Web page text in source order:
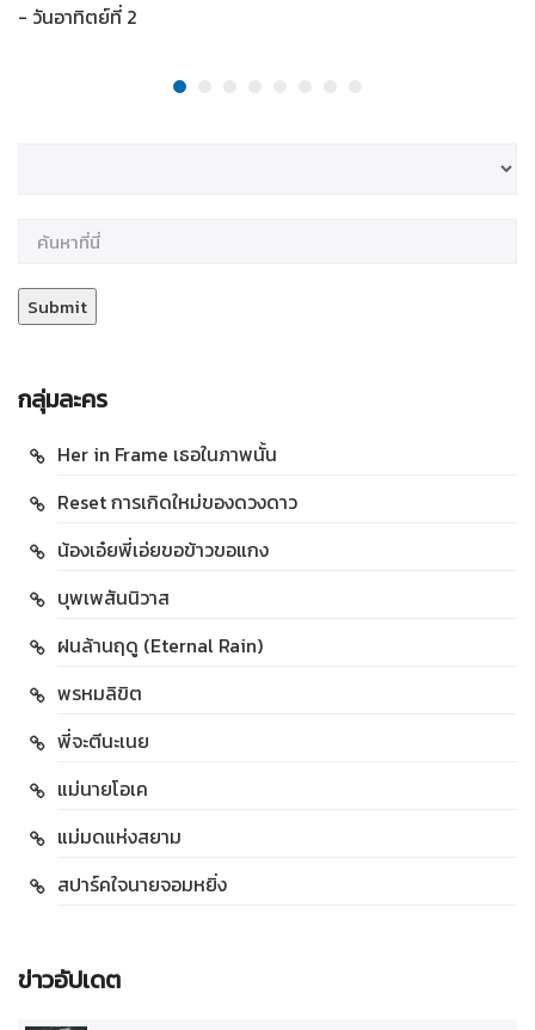
- วันอาทิตย์ที่ 2
กลุ่มละคร
Her in Frame เธอในภาพนั้น
Reset การเกิดใหม่ของดวงดาว
น้องเอ๋ยพี่เอ่ยขอข้าวขอแกง
บุพเพสันนิวาส
ฝนล้านฤดู (Eternal Rain)
พรหมลิขิต
พี่จะตีนะเนย
แม่นายโอเค
แม่มดแห่งสยาม
สปาร์คใจนายจอมหยิ่ง
ข่าวอัปเดต